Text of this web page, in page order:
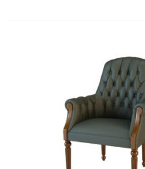
Art&Moble 01013FB